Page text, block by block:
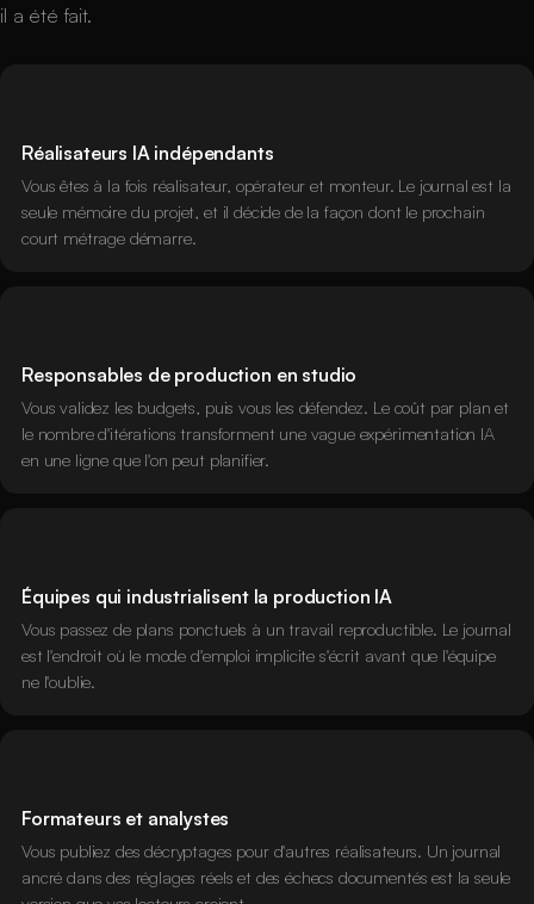
il a été fait.
Réalisateurs IA indépendants
Vous êtes à la fois réalisateur, opérateur et monteur. Le journal est la
seule mémoire du projet, et il décide de la façon dont le prochain
court métrage démarre.
Responsables de production en studio
Vous validez les budgets, puis vous les défendez. Le coût par plan et
le nombre d'itérations transforment une vague expérimentation IA
en une ligne que l'on peut planifier.
Équipes qui industrialisent la production IA
Vous passez de plans ponctuels à un travail reproductible. Le journal
est l'endroit où le mode d'emploi implicite s'écrit avant que l'équipe
ne l'oublie.
Formateurs et analystes
Vous publiez des décryptages pour d'autres réalisateurs. Un journal
ancré dans des réglages réels et des échecs documentés est la seule